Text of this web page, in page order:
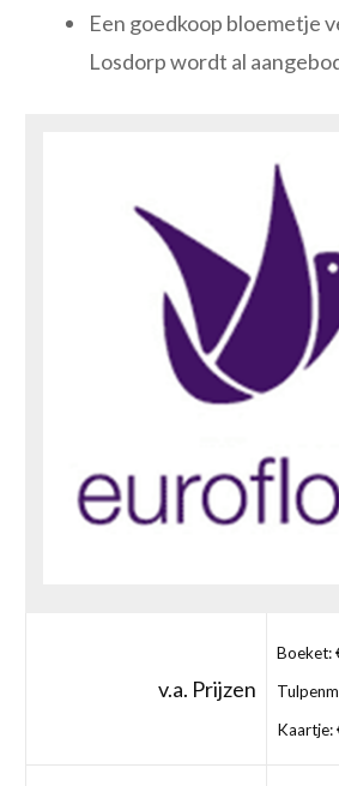
Een goedkoop bloemetje
Losdorp wordt al
v.a. Prijzen
Boeket:
Kaartje: